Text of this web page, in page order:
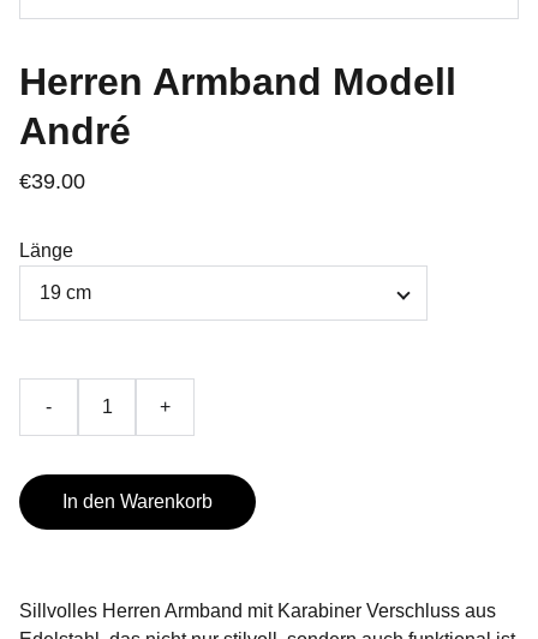
Herren Armband Modell
André
€39.00
Länge
- +
In den Warenkorb
Sillvolles Herren Armband mit Karabiner Verschluss aus